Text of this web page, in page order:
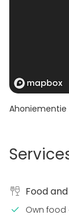
Ahoniementie
Food
Own food